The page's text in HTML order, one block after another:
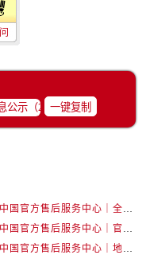
浙江省衢州市柯城区上街售后服务中心（需提前预约）
澳门特别行政区花王堂区大三巴商圈售后服务中心（需提前预约）
澳门特别行政区嘉模堂区官也街售后服务中心（需提前预约）
澳门省路氹城市金光大道售后服务中心（需提前预约）
一键复制
欧米茄中国官方售后服务中心｜全部地址与售后电话权威信息声明（2026年7月最新）
欧米茄中国官方售后服务中心｜官方电话和维修地址权威信息公告（2026年7月最新）
欧米茄中国官方售后服务中心｜地址与24小时服务电话权威信息公告（2026年7月最新）